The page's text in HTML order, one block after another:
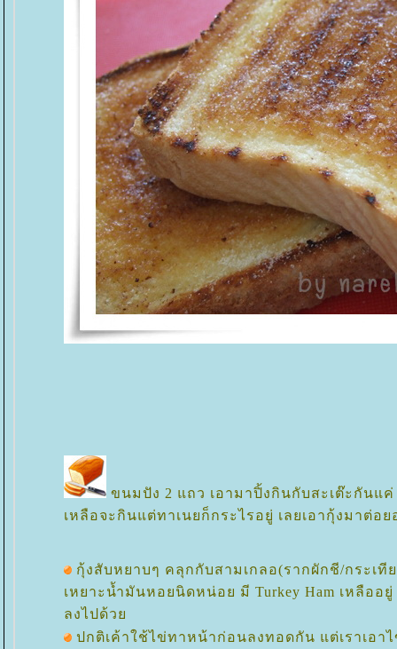
ขนมปัง 2 แถว เอามาปิ้งกินกับสะเต๊ะกันแ
เหลือจะกินแต่ทาเนยก็กระไรอยู่ เลยเอากุ้งมาต่อ
กุ้งสับหยาบๆ คลุกกับสามเกลอ(รากผักชี/กระเที
เหยาะน้ำมันหอยนิดหน่อย มี Turkey Ham เหลืออ
ลงไปด้ว
ปกติเค้าใช้ไข่ทาหน้าก่อนลงทอดกัน แต่เราเอา